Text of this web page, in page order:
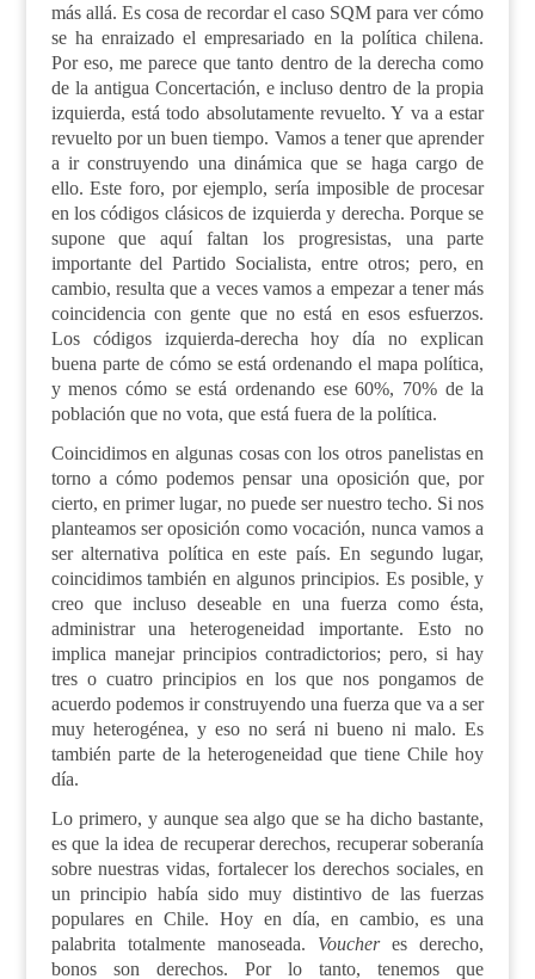
más allá. Es cosa de recordar el caso SQM para ver cómo
se ha enraizado el empresariado en la política chilena.
Por eso, me parece que tanto dentro de la derecha como
de la antigua Concertación, e incluso dentro de la propia
izquierda, está todo absolutamente revuelto. Y va a estar
revuelto por un buen tiempo. Vamos a tener que aprender
a ir construyendo una dinámica que se haga cargo de
ello. Este foro, por ejemplo, sería imposible de procesar
en los códigos clásicos de izquierda y derecha. Porque se
supone que aquí faltan los progresistas, una parte
importante delPartido Socialista, entre otros; pero, en
cambio, resulta que a veces vamos a empezar a tener más
coincidencia con gente que no está en esos esfuerzos.
Los códigos izquierda-derecha hoy día no explican
buena parte de cómo se está ordenando el mapa política,
y menos cómo se está ordenando ese 60%, 70% de la
población que no vota, que está fuera de la política.
Coincidimos en algunas cosas con los otros panelistas en
torno a cómo podemos pensar una oposición que, por
cierto, en primer lugar, no puede ser nuestro techo. Si nos
planteamos ser oposición como vocación, nunca vamos a
ser alternativa política en este país. En segundo lugar,
coincidimos también en algunos principios. Es posible, y
creo que incluso deseable en una fuerza como ésta,
administrar una heterogeneidad importante. Esto no
implica manejar principios contradictorios; pero, si hay
treso cuatroprincipios en los que nos pongamos de
acuerdo podemos ir construyendo una fuerza que va a ser
muy heterogénea, y eso no será ni bueno ni malo. Es
también parte de la heterogeneidad que tiene Chile hoy
día.
Lo primero, y aunque sea algo que se ha dicho bastante,
es que la idea de recuperar derechos, recuperar soberanía
sobre nuestras vidas, fortalecer los derechos sociales, en
un principio había sido muy distintivo de las fuerzas
populares en Chile. Hoy en día, en cambio, es una
palabrita totalmente manoseada. Voucheres derecho,
bonos son derechos. Por lo tanto, tenemos que